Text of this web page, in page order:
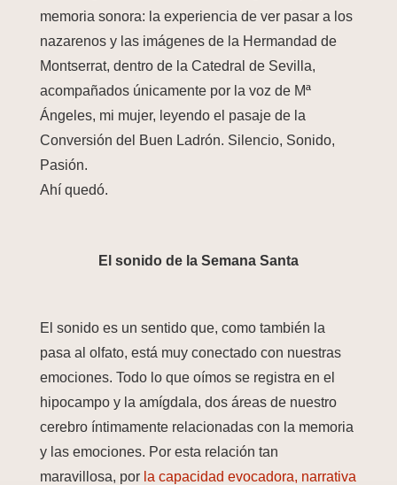
memoria sonora: la experiencia de ver pasar a los
nazarenos y las imágenes de la Hermandad de
Montserrat, dentro de la Catedral de Sevilla,
acompañados únicamente por la voz de Mª
Ángeles, mi mujer, leyendo el pasaje de la
Conversión del Buen Ladrón. Silencio, Sonido,
Pasión.
Ahí quedó.
El sonido de la Semana Santa
El sonido es un sentido que, como también la
pasa al olfato, está muy conectado con nuestras
emociones. Todo lo que oímos se registra en el
hipocampo y la amígdala, dos áreas de nuestro
cerebro íntimamente relacionadas con la memoria
y las emociones. Por esta relación tan
maravillosa, por la capacidad evocadora, narrativa